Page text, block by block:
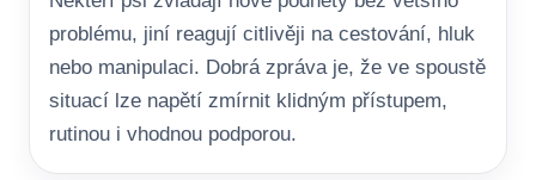
problému, jiní reagují citlivěji na cestování, hluk
nebo manipulaci. Dobrá zpráva je, že ve spoustě
situací lze napětí zmírnit klidným přístupem,
rutinou i vhodnou podporou.